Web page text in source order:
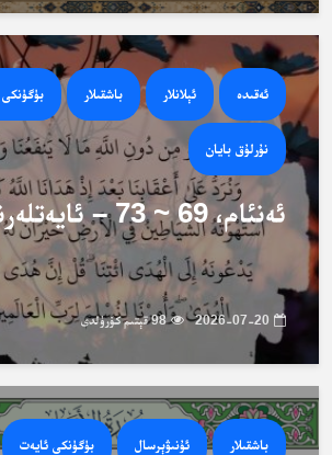
ئەقىدە ئېلانلار باشقىلار
نۇرلۇق بايان
ئەنئام، 69 ~ 73 – ئايەتلەرنىڭ...
2026-07-20 98 قېتىم كۆرۈلدى
باشقىلار ئۇنىۋېرسال بۈگۈنكى ئايەت